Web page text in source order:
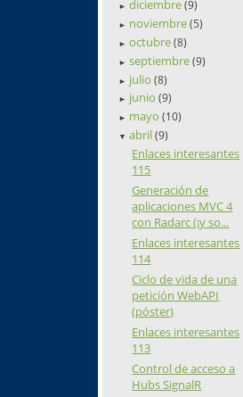
► diciembre(9)
► noviembre(5)
► octubre(8)
► septiembre(9)
► julio(8)
► junio(9)
► mayo(10)
▼ abril(9)
Enlaces interesantes
115
Generación de
aplicaciones MVC 4
con Radarc (¡y so...
Enlaces interesantes
114
Ciclo de vida de una
petición WebAPI
(póster)
Enlaces interesantes
113
Control de acceso a
Hubs SignalR